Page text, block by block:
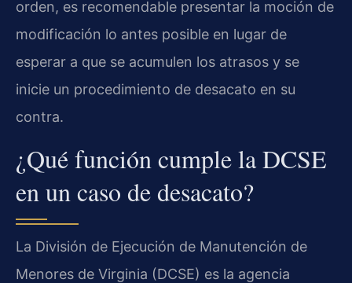
orden, es recomendable presentar la moción de
modificación lo antes posible en lugar de
esperar a que se acumulen los atrasos y se
inicie un procedimiento de desacato en su
contra.
¿Qué función cumple la DCSE
en un caso de desacato?
La División de Ejecución de Manutención de
Menores de Virginia (DCSE) es la agencia